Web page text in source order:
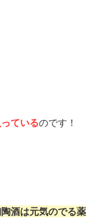
ているのです！
酒は元気のでる薬